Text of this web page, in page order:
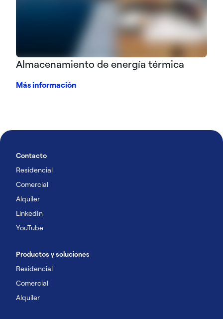
Almacenamiento de energía térmica
Más información
Contacto
Residencial
Comercial
Alquiler
LinkedIn
YouTube
Productos y soluciones
Residencial
Comercial
Alquiler